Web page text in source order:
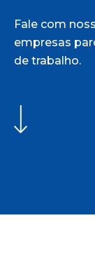
Fale com
empresas
de trabalho.